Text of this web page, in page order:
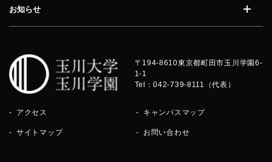
お知らせ
〒194-8610東京都町田市玉川学園6-
1-1
Tel：042-739-8111（代表）
アクセス キャンパスマップ
サイトマップ お問い合わせ